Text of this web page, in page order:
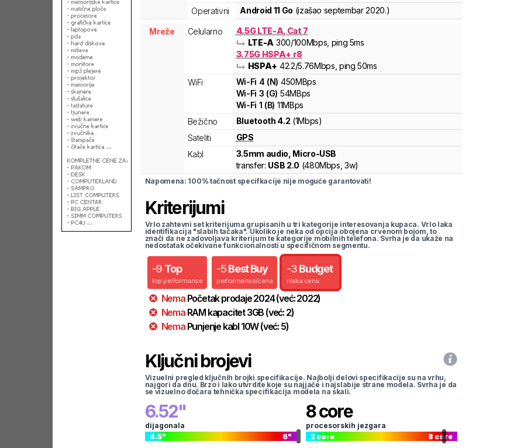
Operativni
Android 11 Go (izašao septembar 2020.)
Mreže Celularno
4.5G LTE-A, Cat 7
LTE-A 300/100Mbps , ping 5ms
3.75G HSPA+ r8
HSPA+ 42.2/5.76Mbps , ping 50ms
WiFi
Wi-Fi 4 (N) 450MBps
Wi-Fi 3 (G) 54MBps
Wi-Fi 1 (B) 11MBps
Bežično
Bluetooth 4.2 (1Mbps)
Sateliti
GPS
Kabl
3.5mm audio, Micro-USB
transfer: USB 2.0 (480Mbps,3w)
Napomena: 100% tačnost specifkacije nije moguće garantovati!
Kriterijumi
Vrlo zahtevni set kriterijuma grupisanih u tri kategorije interesovanja kupaca. Vrlo laka
identifikacija "slabih tačaka". Ukoliko je neka od opcija obojena crvenom bojom, to
znači da ne zadovoljava kriterijum te kategorije mobilnih telefona. Svrha je da ukaže na
nedostatak očekivane funkcionalnosti u specifičnom segmentu.
-9 Top
top performanse
-5 Best Buy
performanse/cena
-3 Budget
niska cena
Nema Početak prodaje2024(već:2022)
Nema RAM kapacitet 3GB (već: 2)
Nema Punjenje kabl 10W(već: 5)
Ključni brojevi
Vizuelni pregled ključnih brojki specifikacije. Najbolji delovi specifikacije su na vrhu,
najgori da dnu. Brzo i lako utvrdite koje su najjače i najslabije strane modela. Svrha je da
se vizuelno dočara tehnička specifikacija modela na skali.
6.52"
dijagonala
4.5" 6"
8core
procesorskih jezgara
2core 8 core